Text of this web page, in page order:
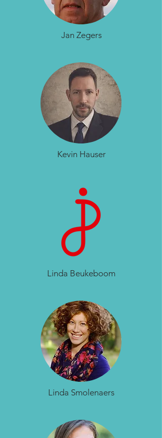
Jan Zegers
Kevin Hauser
Linda Beukeboom
Linda Smolenaers